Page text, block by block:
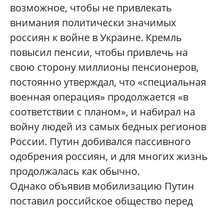
возможное, чтобы не привлекать
внимания политически значимых
россиян к войне в Украине. Кремль
повысил пенсии, чтобы привлечь на
свою сторону миллионы пенсионеров,
постоянно утверждал, что «специальная
военная операция» продолжается «в
соответствии с планом», и набирал на
войну людей из самых бедных регионов
России. Путин добивался пассивного
одобрения россиян, и для многих жизнь
продолжалась как обычно.
Однако объявив мобилизацию Путин
поставил российское общество перед